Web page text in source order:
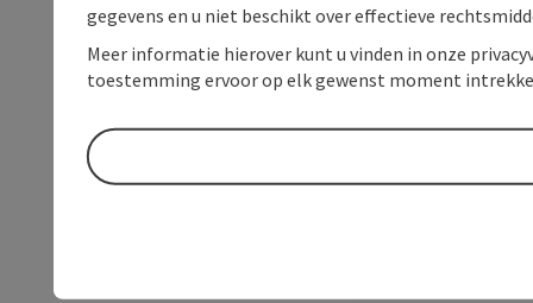
gegevens en u niet beschikt over effectieve
Meer informatie hierover kunt u vinden in onze
toestemming ervoor op elk gewenst moment